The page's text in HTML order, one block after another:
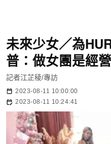
未來少女／為
普：做女團是經
記者江芷稜/專訪
2023-08-11 10:00:00
2023-08-11 10:24:41